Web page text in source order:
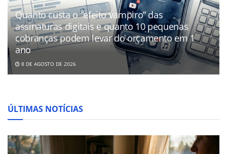
Quanto custa o “efeito vampiro” das
assinaturas digitais e quanto 10 pequenas
cobranças podem levar do orçamento em 1
ano
8 DE AGOSTO DE 2026
ÚLTIMAS NOTÍCIAS